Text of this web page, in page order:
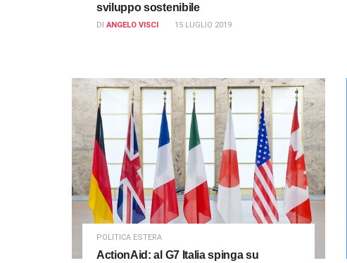
sviluppo sostenibile
DI ANGELO VISCI 15 LUGLIO 2019
POLITICA ESTERA
ActionAid: al G7 Italia spinga su